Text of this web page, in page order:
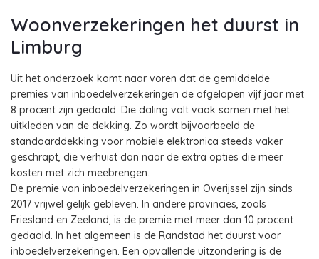
Woonverzekeringen het duurst in
Limburg
Uit het onderzoek komt naar voren dat de gemiddelde
premies van inboedelverzekeringen de afgelopen vijf jaar met
8 procent zijn gedaald. Die daling valt vaak samen met het
uitkleden van de dekking. Zo wordt bijvoorbeeld de
standaarddekking voor mobiele elektronica steeds vaker
geschrapt, die verhuist dan naar de extra opties die meer
kosten met zich meebrengen.
De premie van inboedelverzekeringen in Overijssel zijn sinds
2017 vrijwel gelijk gebleven. In andere provincies, zoals
Friesland en Zeeland, is de premie met meer dan 10 procent
gedaald. In het algemeen is de Randstad het duurst voor
inboedelverzekeringen. Een opvallende uitzondering is de